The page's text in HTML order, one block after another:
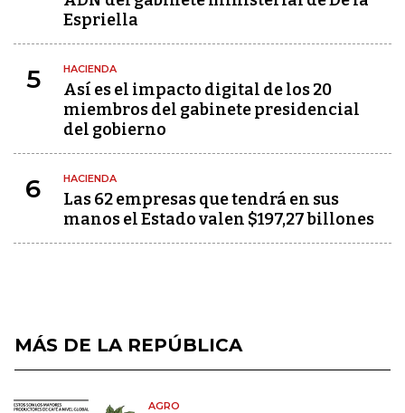
Espriella
5 HACIENDA
Así es el impacto digital de los 20
miembros del gabinete presidencial
del gobierno
6 HACIENDA
Las 62 empresas que tendrá en sus
manos el Estado valen $197,27 billones
MÁS DE LA REPÚBLICA
AGRO